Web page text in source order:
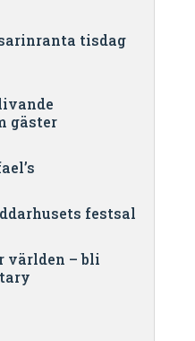
tisdag
gäster
festsal
världen – bli